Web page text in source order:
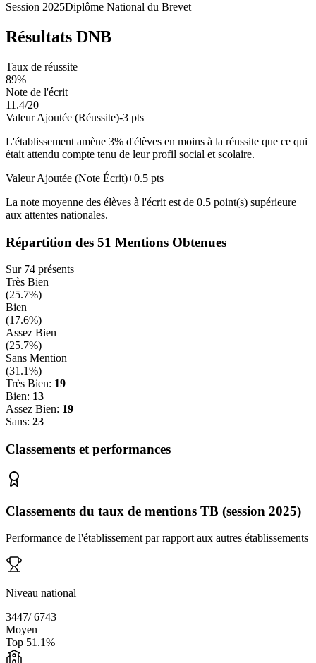
Session 2025Diplôme National du Brevet
Résultats DNB
Taux de réussite
89%
Note de l'écrit
11.4/20
Valeur Ajoutée (Réussite)-3 pts
L'établissement amène 3% d'élèves en moins à la réussite que ce qui
était attendu compte tenu de leur profil social et scolaire.
Valeur Ajoutée (Note Écrit)+0.5 pts
La note moyenne des élèves à l'écrit est de 0.5 point(s) supérieure
aux attentes nationales.
Répartition des 51 Mentions Obtenues
Sur 74 présents
Très Bien
(25.7%)
Bien
(17.6%)
Assez Bien
(25.7%)
Sans Mention
(31.1%)
Très Bien: 19
Bien: 13
Assez Bien: 19
Sans: 23
Classements et performances
Classements du taux de mentions TB (session 2025)
Performance de l'établissement par rapport aux autres établissements
Niveau national
3447/6743
Moyen
Top 51.1%